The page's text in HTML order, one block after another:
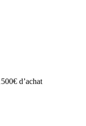
d’achat